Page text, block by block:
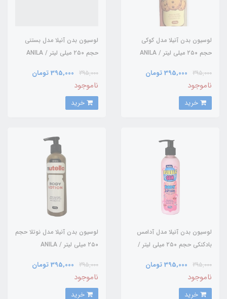
لوسیون بدن آنیلا مدل کوکی
حجم ۲۵۰ میلی لیتر / ANILA
395,000 395,000 تومان
ناموجود
لوسیون بدن آنیلا مدل بستنی
حجم ۲۵۰ میلی لیتر / ANILA
395,000 395,000 تومان
ناموجود
لوسیون بدن آنیلا مدل آدامس
بادکنکی حجم ۲۵۰ میلی لیتر /
395,000 395,000 تومان
ناموجود
لوسیون بدن آنیلا مدل نوتلا حجم
۲۵۰ میلی لیتر / ANILA
395,000 395,000 تومان
ناموجود